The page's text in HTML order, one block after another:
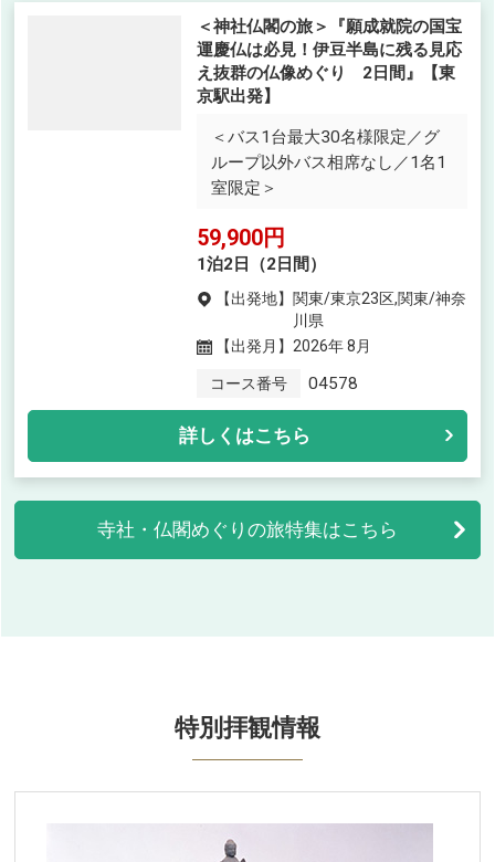
＜神社仏閣の旅＞『願成就院の国宝
運慶仏は必見！伊豆半島に残る見応
え抜群の仏像めぐり 2日間』【東
京駅出発】
＜バス1台最大30名様限定／グ
ループ以外バス相席なし／1名1
室限定＞
59,900円
1泊2日（2日間）
【出発地】 関東/東京23区,関東/神奈
川県
【出発月】 2026年 8月
コース番号 04578
詳しくはこちら
寺社・仏閣めぐりの旅特集はこちら
特別拝観情報